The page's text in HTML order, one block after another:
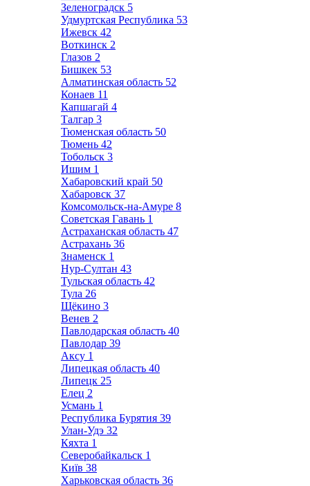
Зеленоградск 5
Удмуртская Республика 53
Ижевск 42
Воткинск 2
Глазов 2
Бишкек 53
Алматинская область 52
Конаев 11
Капшагай 4
Талгар 3
Тюменская область 50
Тюмень 42
Тобольск 3
Ишим 1
Хабаровский край 50
Хабаровск 37
Комсомольск-на-Амуре 8
Советская Гавань 1
Астраханская область 47
Астрахань 36
Знаменск 1
Нур-Султан 43
Тульская область 42
Тула 26
Щёкино 3
Венев 2
Павлодарская область 40
Павлодар 39
Аксу 1
Липецкая область 40
Липецк 25
Елец 2
Усмань 1
Республика Бурятия 39
Улан-Удэ 32
Кяхта 1
Северобайкальск 1
Київ 38
Харьковская область 36